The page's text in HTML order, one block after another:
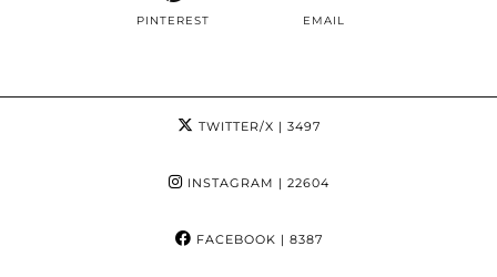
PINTEREST EMAIL
TWITTER/X | 3497
INSTAGRAM | 22604
FACEBOOK | 8387